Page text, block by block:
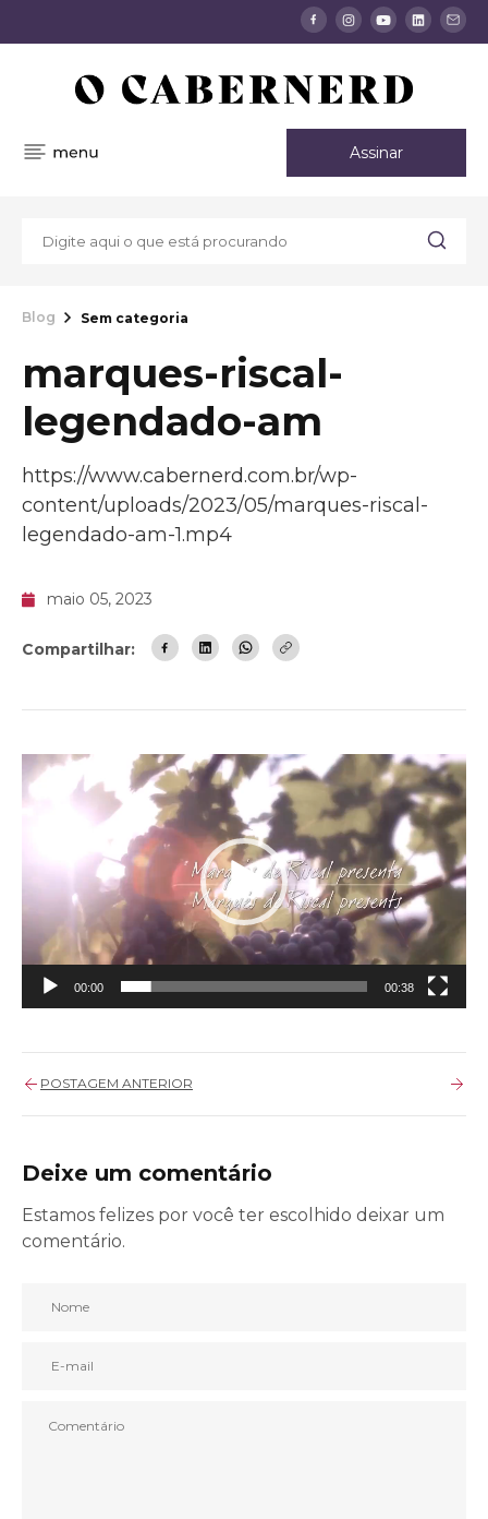
Assinar
Blog Sem categoria
marques-riscal-
legendado-am
https://www.cabernerd.com.br/wp-
content/uploads/2023/05/marques-riscal-
legendado-am-1.mp4
maio 05, 2023
Compartilhar:
Tocador
de
00:00 00:38
POSTAGEM ANTERIOR
Deixe um comentário
Estamos felizes por você ter escolhido deixar um
comentário.